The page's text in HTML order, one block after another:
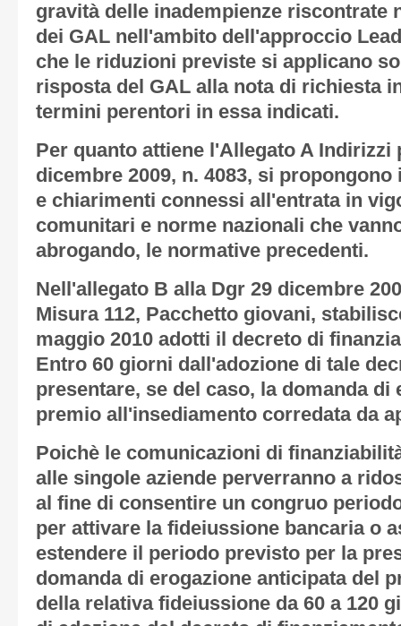
gravità delle inadempienze riscontrate
dei GAL nell'ambito dell'approccio
che le riduzioni previste si applicano
risposta del GAL alla nota di richiesta
termini perentori in essa indicati.
Per quanto attiene l'Allegato A Indirizzi
dicembre 2009, n. 4083, si
e chiarimenti connessi all'entrata in
comunitari e norme nazionali che
abrogando, le normative precedenti.
Nell'allegato B alla Dgr 29 dicembre
Misura 112, Pacchetto giovani,
maggio 2010 adotti il decreto di
Entro 60 giorni dall'adozione di tale
presentare, se del caso, la domanda di
premio all'insediamento corredata da
Poichè le comunicazioni di
alle singole aziende perverranno a
al fine di consentire un congruo
per attivare la fideiussione bancaria o
estendere il periodo previsto per la
domanda di erogazione anticipata del
della relativa fideiussione da 60 a 120